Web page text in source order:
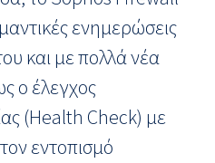
ενημερώσεις
και με πολλά νέα
ο έλεγχος
(Health Check) με
εντοπισμό